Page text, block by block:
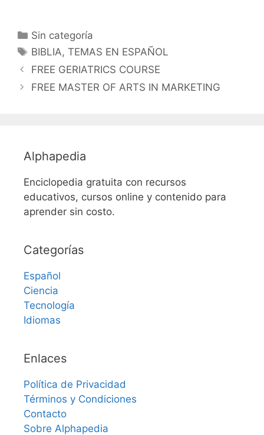
Categorías
Sin categoría
Etiquetas
BIBLIA,TEMAS EN ESPAÑOL
FREE GERIATRICS COURSE
FREE MASTER OF ARTS IN MARKETING
Alphapedia
Enciclopedia gratuita con recursos
educativos, cursos online y contenido para
aprender sin costo.
Categorías
Español
Ciencia
Tecnología
Idiomas
Enlaces
Política de Privacidad
Términos y Condiciones
Contacto
Sobre Alphapedia